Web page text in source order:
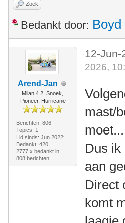
Zoek
Bedankt door:
Arend-Jan
Milan 4.2, Snoek,
Pioneer, Hurricane
Berichten: 806
Topics: 1
Lid sinds: Jun 2022
Bedankt: 420
2777 x bedankt in
808 berichten
12-Jun-
2026,
mast/
Dus ik
aan
Direct
komt